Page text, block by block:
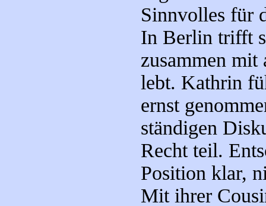
Sinnvolles für
In Berlin trifft
zusammen mit
lebt. Kathrin
ernst
ständigen
Recht teil.
Position klar,
Mit ihrer